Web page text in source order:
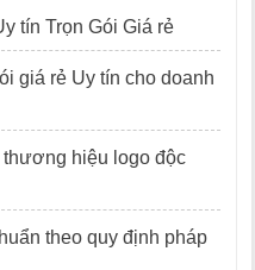
tín Trọn Gói Giá rẻ
giá rẻ Uy tín cho doanh
thương hiệu logo độc
theo quy định pháp